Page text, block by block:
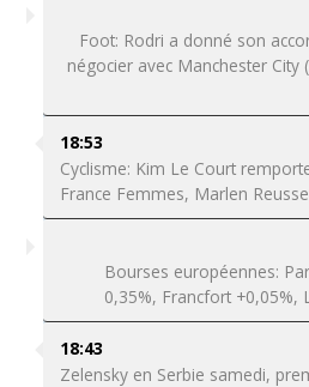
Foot: Rodri a donné son
négocier avec Manchester City
18:53
Cyclisme: Kim Le Court
France Femmes, Marlen
Bourses européennes:
0,35%, Francfort +0,05%,
18:43
Zelensky en Serbie samedi,